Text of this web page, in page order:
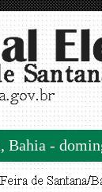
Bahia -